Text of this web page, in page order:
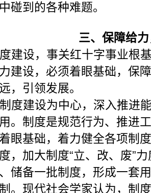
碰到的各种难题。
三、保障给
建设，事关红十字事业根
建设，必须着眼基础，保
，引领发展。
度建设为中心，深入推进
。制度是规范行为、推进
眼基础，着力健全各项制
，加大制度“立、改、废”
储备一批制度，形成一套
。现代社会学家认为，制